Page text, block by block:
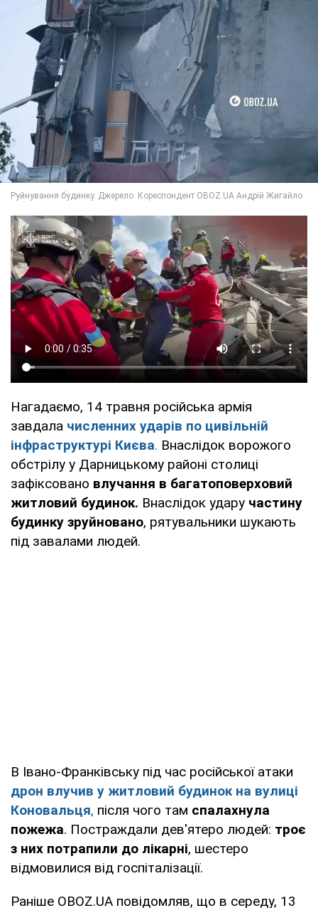
Нагадаємо, 14 травня російська армія
завдала численних ударів по цивільній
інфраструктурі Києва. Внаслідок ворожого
обстрілу у Дарницькому районі столиці
зафіксовано влучання в багатоповерховий
житловий будинок. Внаслідок удару частину
будинку зруйновано, рятувальники шукають
під завалами людей.
В Івано-Франківську під час російської атаки
дрон влучив у житловий будинок на вулиці
Коновальця, після чого там спалахнула
пожежа. Постраждали дев'ятеро людей: троє
з них потрапили до лікарні, шестеро
відмовилися від госпіталізації.
Раніше OBOZ.UA повідомляв, що в середу, 13